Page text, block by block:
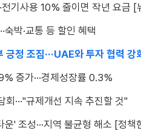
전기사용 10% 줄이면 작년 요금 [
숙박·교통 등 할인 혜택
긍정 조짐···UAE와 투자 협력 강
증가···경제성장률 0.3%
···"규제개선 지속 추진할 것"
' 조성···지역 불균형 해소 [정책